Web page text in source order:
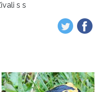
s s